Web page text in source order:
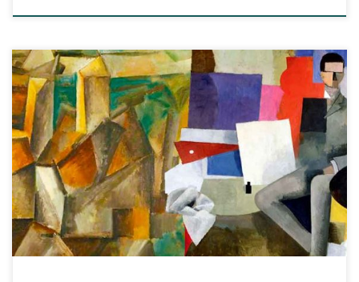
“Tendrás un bobo marido-admirador íntegramente consagrado a
tu íntimo jardín”